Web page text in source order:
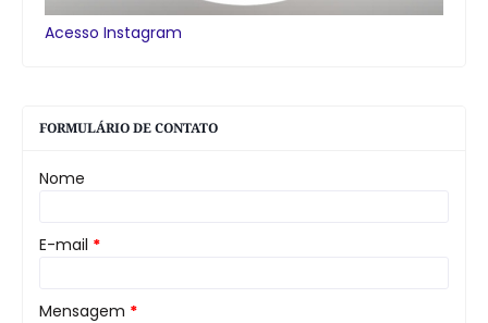
Acesso Instagram
FORMULÁRIO DE CONTATO
Nome
E-mail *
Mensagem *